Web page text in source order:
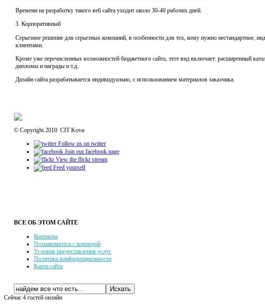
Времени на разработку такого веб сайта уходит около 30-40 рабочих дней.
3. Корпоративный
Серьезное решение для серьезных компаний, в особенности для тех, кому нужно нестандартное,
клиентами.
Кроме уже перечисленных возможностей бюджетного сайта, этот вид включает: расширенный
дипломы и награды и т.д.
Дизайн сайта разрабатывается индивидуально, с использованием материалов заказчика.
© Copyright 2010. CIT Kova.
Follow us on twitter
Join our facebook page
View the flickr stream
Feed yourself
ВСЕ ОБ ЭТОМ САЙТЕ
Контакты
Познакомьтесь с командой
Условия предоставления услуг
Политика конфиденциальности
Карта сайта
Сейчас 4 гостей онлайн